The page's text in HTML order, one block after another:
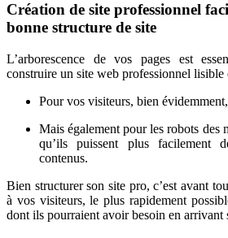
Création de site professionnel
bonne structure de site
L’arborescence de vos pages est
construire un site web professionnel lisible
Pour vos visiteurs, bien évidemment,
Mais également pour les robots des
qu’ils puissent plus facilement
contenus.
Bien structurer son site pro, c’est avant
à vos visiteurs, le plus rapidement
dont ils pourraient avoir besoin en arrivant